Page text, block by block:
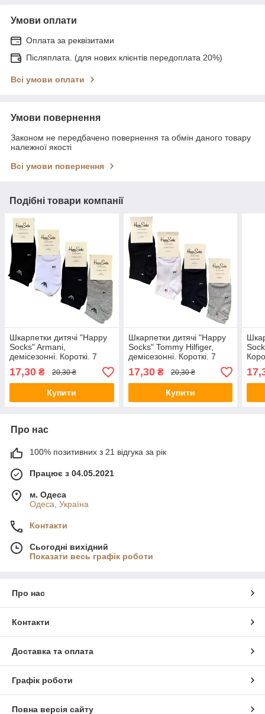
Умови оплати
Оплата за реквізитами
Післяплата. (для нових клієнтів передоплата 20%)
Всі умови оплати
Умови повернення
Законом не передбачено повернення та обмін даного товару
належної якості
Всі умови повернення
Подібні товари компанії
Шкарпетки дитячі "Happy
Socks" Armani,
демісезонні. Короткі. 7
років
17,30 ₴ 20,30 ₴
Купити
Шкарпетки дитячі "Happy
Socks" Tommy Hilfiger,
демісезонні. Короткі. 7
років
17,30₴ 20,30 ₴
Купити
Про нас
100% позитивних з 21 відгука за рік
Працює з 04.05.2021
м. Одеса
Одеса, Україна
Контакти
Сьогодні вихідний
Показати весь графік роботи
Про нас
Контакти
Доставка та оплата
Графік роботи
Повна версія сайту